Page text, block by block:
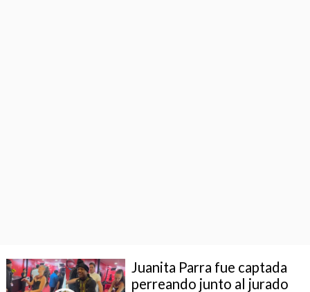
Juanita Parra fue captada
perreando junto al jurado